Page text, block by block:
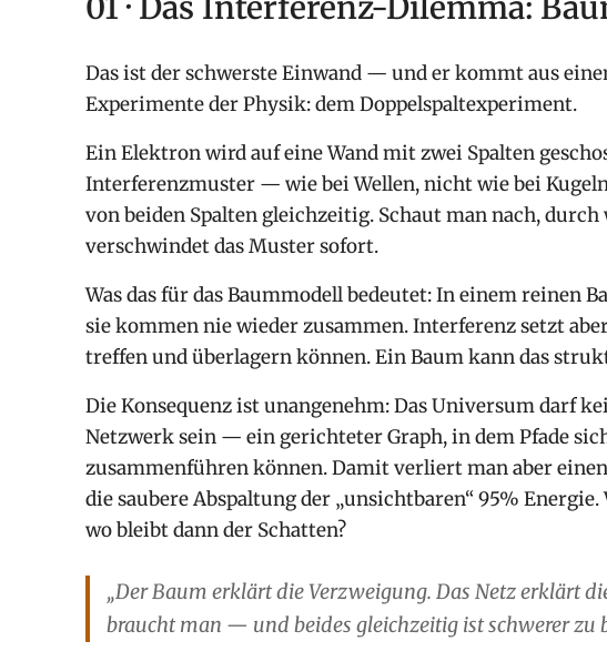
01 · Das Interferenz-Dilemma:
Das ist der schwerste Einwand — und er kommt aus
Experimente der Physik: dem Doppelspaltexperiment.
Ein Elektron wird auf eine Wand mit zwei Spalten
Interferenzmuster — wie bei Wellen, nicht wie bei
von beiden Spalten gleichzeitig. Schaut man nach, durch
verschwindet das Muster sofort.
Was das für das Baummodell bedeutet: In einem reinen
sie kommen nie wieder zusammen. Interferenz setzt
treffen und überlagern können. Ein Baum kann das
Die Konsequenz ist unangenehm: Das Universum darf
Netzwerk sein — ein gerichteter Graph, in dem Pfade
zusammenführen können. Damit verliert man aber
die saubere Abspaltung der „unsichtbaren“ 95%
wo bleibt dann der Schatten?
„Der Baum erklärt die Verzweigung. Das Netz erklärt
braucht man — und beides gleichzeitig ist schwerer zu